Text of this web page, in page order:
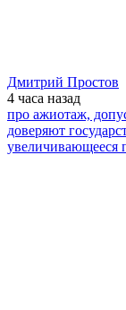
Дмитрий Простов
4 часа назад
про ажиотаж,
доверяют
увеличивающееся